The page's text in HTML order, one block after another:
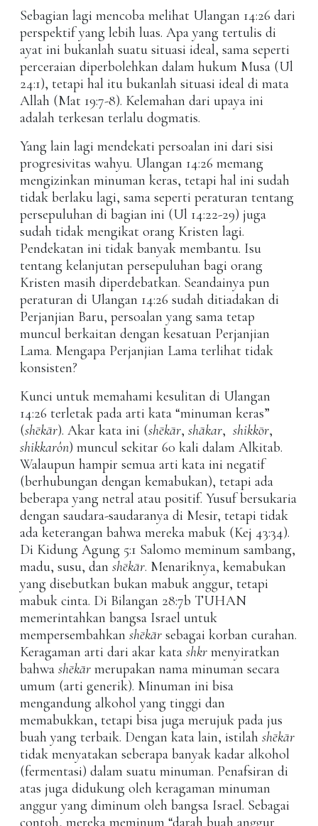
Sebagian lagi mencoba melihat Ulangan 14:26 dari
perspektif yang lebih luas. Apa yang tertulis di
ayat ini bukanlah suatu situasi ideal, sama seperti
perceraian diperbolehkan dalam hukum Musa (Ul
24:1), tetapi hal itu bukanlah situasi ideal di mata
Allah (Mat 19:7-8). Kelemahan dari upaya ini
adalah terkesan terlalu dogmatis.
Yang lain lagi mendekati persoalan ini dari sisi
progresivitas wahyu. Ulangan 14:26 memang
mengizinkan minuman keras, tetapi hal ini sudah
tidak berlaku lagi, sama seperti peraturan tentang
persepuluhan di bagian ini (Ul 14:22-29) juga
sudah tidak mengikat orang Kristen lagi.
Pendekatan ini tidak banyak membantu. Isu
tentang kelanjutan persepuluhan bagi orang
Kristen masih diperdebatkan. Seandainya pun
peraturan di Ulangan 14:26 sudah ditiadakan di
Perjanjian Baru, persoalan yang sama tetap
muncul berkaitan dengan kesatuan Perjanjian
Lama. Mengapa Perjanjian Lama terlihat tidak
konsisten?
Kunci untuk memahami kesulitan di Ulangan
14:26 terletak pada arti kata “minuman keras”
(shēkār). Akar kata ini (shēkār, shākar, shikkōr,
shikkarôn) muncul sekitar 60 kali dalam Alkitab.
Walaupun hampir semua arti kata ini negatif
(berhubungan dengan kemabukan), tetapi ada
beberapa yang netral atau positif. Yusuf bersukaria
dengan saudara-saudaranya di Mesir, tetapi tidak
ada keterangan bahwa mereka mabuk (Kej 43:34).
Di Kidung Agung 5:1 Salomo meminum sambang,
madu, susu, dan shēkār. Menariknya, kemabukan
yang disebutkan bukan mabuk anggur, tetapi
mabuk cinta. Di Bilangan 28:7b TUHAN
memerintahkan bangsa Israel untuk
mempersembahkan shēkār sebagai korban curahan.
Keragaman arti dari akar kata shkr menyiratkan
bahwa shēkār merupakan nama minuman secara
umum (arti generik). Minuman ini bisa
mengandung alkohol yang tinggi dan
memabukkan, tetapi bisa juga merujuk pada jus
buah yang terbaik. Dengan kata lain, istilah shēkār
tidak menyatakan seberapa banyak kadar alkohol
(fermentasi) dalam suatu minuman. Penafsiran di
atas juga didukung oleh keragaman minuman
anggur yang diminum oleh bangsa Israel. Sebagai